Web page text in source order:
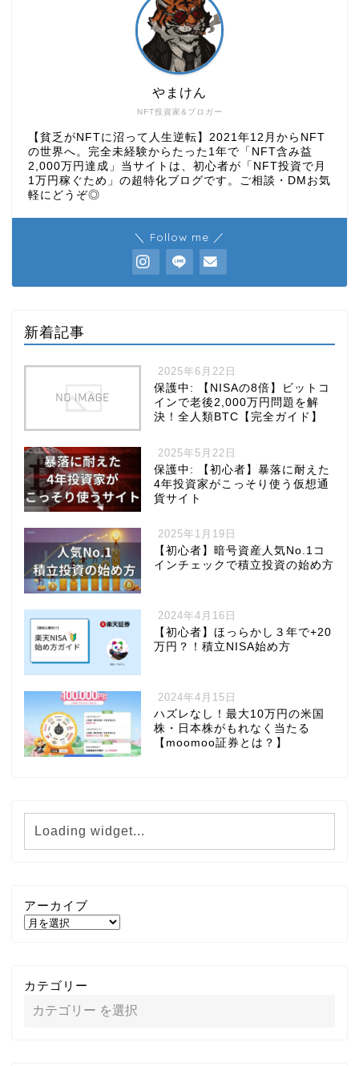
NFT投資家&ブロガー
やまけん
【貧乏がNFTに沼って人生逆転】2021年12月からNFT
の世界へ。完全未経験からたった1年で「NFT含み益
2,000万円達成」当サイトは、初心者が「NFT投資で月
1万円稼ぐため」の超特化ブログです。ご相談・DMお気
軽にどうぞ◎
＼ Follow me ／
新着記事
2025年6月22日
保護中: 【NISAの8倍】ビットコ
インで老後2,000万円問題を解
決！全人類BTC【完全ガイド】
2025年5月22日
保護中: 【初心者】暴落に耐えた
4年投資家がこっそり使う仮想通
貨サイト
2025年1月19日
【初心者】暗号資産人気No.1コ
インチェックで積立投資の始め方
2024年4月16日
【初心者】ほっらかし３年で+20
万円？！積立NISA始め方
2024年4月15日
ハズレなし！最大10万円の米国
株・日本株がもれなく当たる
【moomoo証券とは？】
アーカイブ
カテゴリー